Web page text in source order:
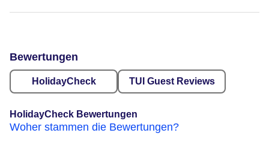
Bewertungen
HolidayCheck TUI Guest Reviews
HolidayCheck Bewertungen
Woher stammen die Bewertungen?